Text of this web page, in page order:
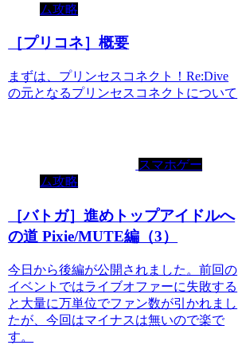
ム攻略
［プリコネ］概要
まずは、プリンセスコネクト！Re:Dive
の元となるプリンセスコネクトについて
スマホゲー
ム攻略
［バトガ］進めトップアイドルへ
の道 Pixie/MUTE編（3）
今日から後編が公開されました。前回の
イベントではライブオファーに失敗する
と大量に万単位でファン数が引かれまし
たが、今回はマイナスは無いので楽で
す。